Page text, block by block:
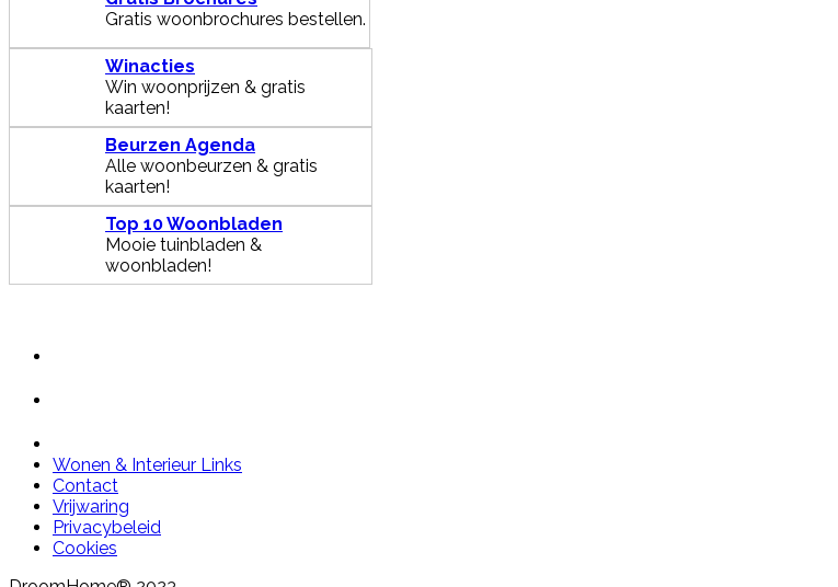
Gratis woonbrochures bestellen.
Winacties
Win woonprijzen & gratis
kaarten!
Beurzen Agenda
Alle woonbeurzen & gratis
kaarten!
Top 10 Woonbladen
Mooie tuinbladen &
woonbladen!
Wonen & Interieur Links
Contact
Vrijwaring
Privacybeleid
Cookies